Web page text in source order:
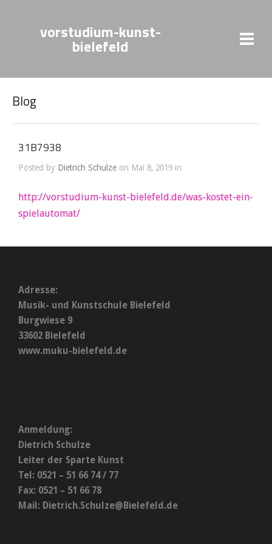
vorstudium-kunst-
bielefeld
Blog
31B7938
Posted by Dietrich Schulze on Mai 8, 2019 in
http://vorstudium-kunst-bielefeld.de/was-kostet-ein-
spielautomat/
Adresse:
Musik- und Kunstschule Bielefeld
Burgwiese 9
33602 Bielefeld
www.muku-bielefeld.de
Anmeldung:
Dietrich Schulze
Leiter der Sparte Kunst
Tel: 0521 – 51 66 74 / 77
Fax: 0521 – 51 66 78
Mail: Dietrich.Schulze@Bielefeld.de